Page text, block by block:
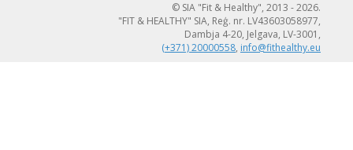
© SIA "Fit & Healthy", 2013 - 2026.
"FIT & HEALTHY" SIA, Reģ. nr. LV43603058977,
Dambja 4-20, Jelgava, LV-3001,
(+371) 20000558, info@fithealthy.eu